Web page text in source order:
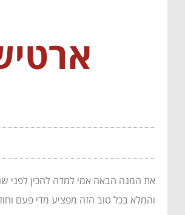
את המנה הבאה אמי למדה להכין לפני
והמלא בכל טוב הזה מפציע מדי פעם